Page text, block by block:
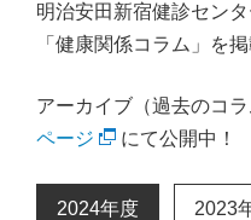
明治安田新宿健診セン
「健康関係コラム」を
アーカイブ（過去のコ
ページ
にて公開中！
2024年度 2023